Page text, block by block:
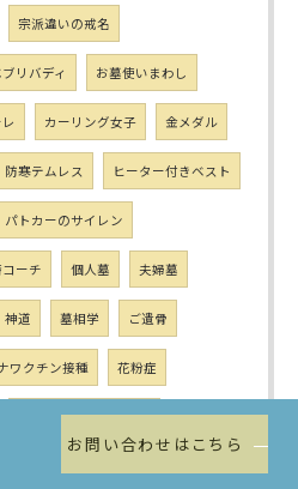
宗派違いの戒名
リバディ お墓使いまわし
カーリング女子 金メダル
防寒テムレス ヒーター付きベスト
パトカーのサイレン
ーチ 個人墓 夫婦墓
神道 墓相学 ご遺骨
ワクチン接種 花粉症
東日本大震災から11年
災 仮土葬
お問い合わせはこちら